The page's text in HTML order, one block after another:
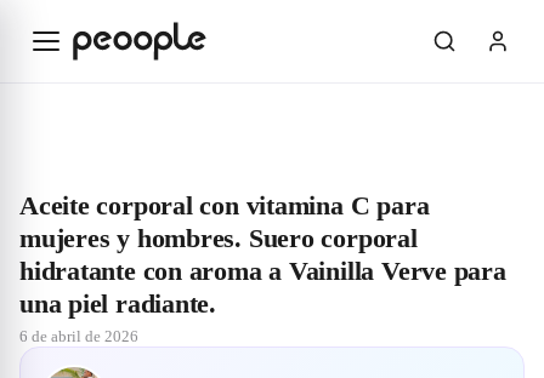
Aceite corporal con vitamina C para
mujeres y hombres. Suero corporal
hidratante con aroma a Vainilla Verve para
una piel radiante.
6 de abril de 2026